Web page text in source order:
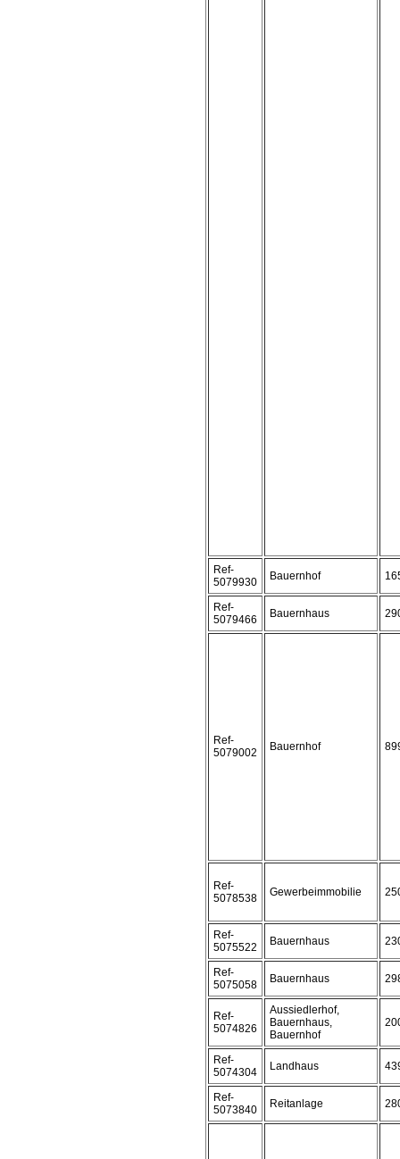
Ref-
5079930
Bauernhof
Ref-
5079466
Bauernhaus
Ref-
5079002
Bauernhof
Ref-
5078538
Gewerbeimmobilie
Ref-
5075522
Bauernhaus
Ref-
5075058
Bauernhaus
Ref-
5074826
Aussiedlerhof,
Bauernhaus,
Bauernhof
Ref-
5074304
Landhaus
Ref-
5073840
Reitanlage